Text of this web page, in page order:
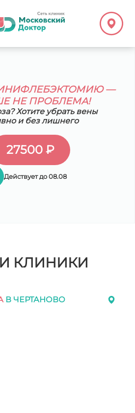
—
НЕ ПРОБЛЕМА!
Хотите убрать вены
и без лишнего
27500 ₽
Действует до 08.08
КЛИНИКИ
В ЧЕРТАНОВО